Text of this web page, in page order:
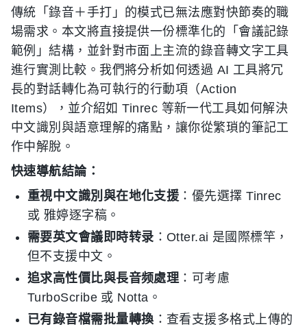
傳統「錄音＋手打」的模式已無法應對快節奏的職
場需求。本文將直接提供一份標準化的「會議記錄
範例」結構，並針對市面上主流的錄音轉文字工具
進行實測比較。我們將分析如何透過 AI 工具將冗
長的對話轉化為可執行的行動項（Action
Items），並介紹如 Tinrec 等新一代工具如何解決
中文識別與語意理解的痛點，讓你從繁瑣的筆記工
作中解脫。
快速導航結論：
重視中文識別與在地化支援 ：優先選擇 Tinrec
或 雅婷逐字稿。
需要英文會議即時转录 ：Otter.ai 是國際標竿，
但不支援中文。
追求高性價比與長音频處理：可考慮
TurboScribe 或 Notta。
已有錄音檔需批量轉換 ：查看支援多格式上傳的